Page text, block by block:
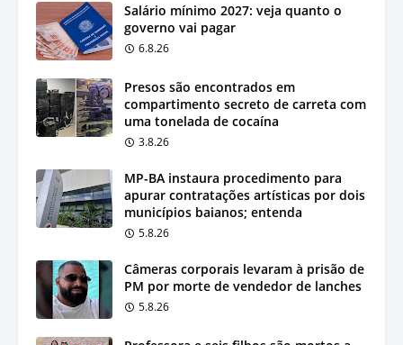
Salário mínimo 2027: veja quanto o
governo vai pagar
6.8.26
Presos são encontrados em
compartimento secreto de carreta com
uma tonelada de cocaína
3.8.26
MP-BA instaura procedimento para
apurar contratações artísticas por dois
municípios baianos; entenda
5.8.26
Câmeras corporais levaram à prisão de
PM por morte de vendedor de lanches
5.8.26